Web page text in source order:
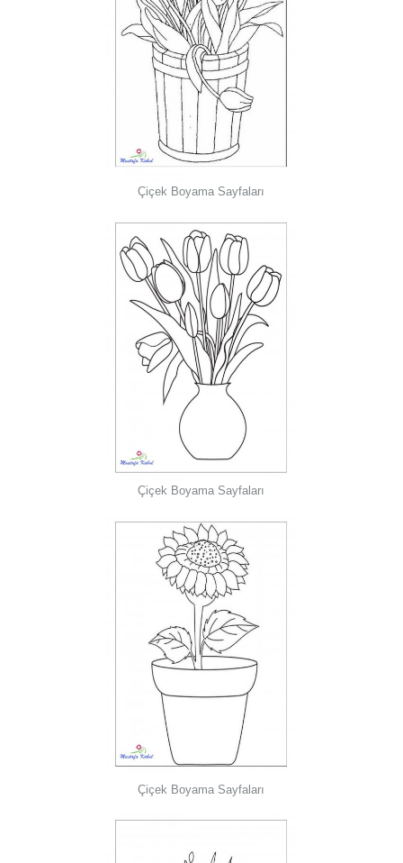
Çiçek Boyama Sayfaları
Çiçek Boyama Sayfaları
Çiçek Boyama Sayfaları